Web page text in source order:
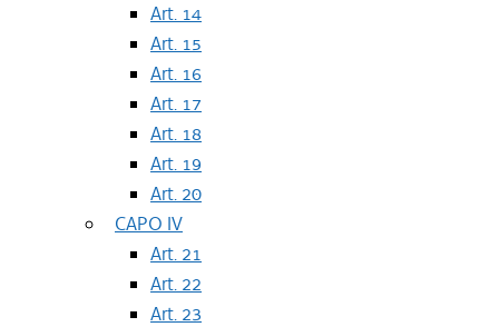
Art. 14
Art. 15
Art. 16
Art. 17
Art. 18
Art. 19
Art. 20
CAPO IV
Art. 21
Art. 22
Art. 23